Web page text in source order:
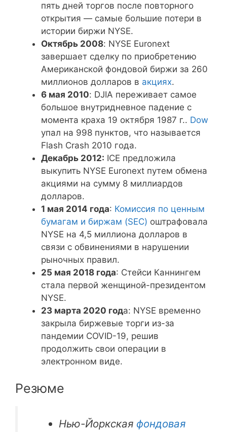
пять дней торгов после повторного
открытия — самые большие потери в
истории биржи NYSE.
Октябрь 2008: NYSE Euronext
завершает сделку по приобретению
Американской фондовой биржи за 260
миллионов долларов в акциях.
6 мая 2010: DJIA переживает самое
большое внутридневное падение с
момента краха 19 октября 1987 г.. Dow
упал на 998 пунктов, что называется
Flash Crash 2010 года.
Декабрь 2012: ICE предложила
выкупить NYSE Euronext путем обмена
акциями на сумму 8 миллиардов
долларов.
1 мая 2014 года: Комиссия по ценным
бумагам и биржам (SEC) оштрафовала
NYSE на 4,5 миллиона долларов в
связи с обвинениями в нарушении
рыночных правил.
25 мая 2018 года: Стейси Каннингем
стала первой женщиной-президентом
NYSE.
23 марта 2020 года: NYSE временно
закрыла биржевые торги из-за
пандемии COVID-19, решив
продолжить свои операции в
электронном виде.
Резюме
Нью-Йоркская фондовая